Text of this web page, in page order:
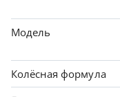
Модель
Колёсная формула